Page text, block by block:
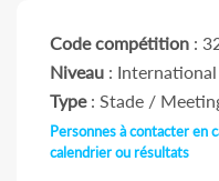
Code compétition :
Niveau : International
Type: Stade /
Personnes à contacter en
calendrier ou résultats